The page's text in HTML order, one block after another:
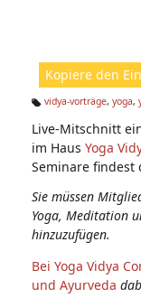
Kopiere den
g
s:
vidya-vorträge, yoga,
Live-Mitschnitt
im Haus Yoga
Seminare findest
Sie müssen
Yoga, Meditation
hinzuzufügen.
Bei Yoga Vidya
und Ayurveda